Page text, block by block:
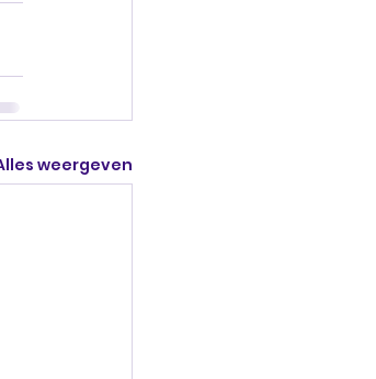
weergeven